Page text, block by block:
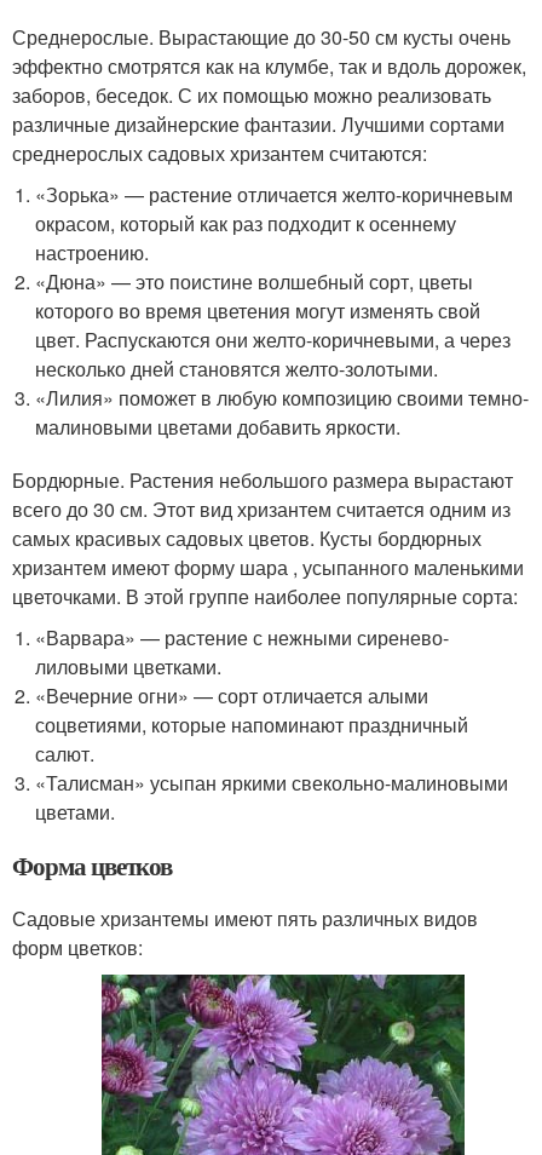
Среднерослые. Вырастающие до 30-50 см кусты очень
эффектно смотрятся как на клумбе, так и вдоль дорожек,
заборов, беседок. С их помощью можно реализовать
различные дизайнерские фантазии. Лучшими сортами
среднерослых садовых хризантем считаются:
«Зорька» — растение отличается желто-коричневым
окрасом, который как раз подходит к осеннему
настроению.
«Дюна» — это поистине волшебный сорт, цветы
которого во время цветения могут изменять свой
цвет. Распускаются они желто-коричневыми, а через
несколько дней становятся желто-золотыми.
«Лилия» поможет в любую композицию своими темно-
малиновыми цветами добавить яркости.
Бордюрные. Растения небольшого размера вырастают
всего до 30 см. Этот вид хризантем считается одним из
самых красивых садовых цветов. Кусты бордюрных
хризантем имеют форму шара , усыпанного маленькими
цветочками. В этой группе наиболее популярные сорта:
«Варвара» — растение с нежными сиренево-
лиловыми цветками.
«Вечерние огни» — сорт отличается алыми
соцветиями, которые напоминают праздничный
салют.
«Талисман» усыпан яркими свекольно-малиновыми
цветами.
Форма цветков
Садовые хризантемы имеют пять различных видов
форм цветков: